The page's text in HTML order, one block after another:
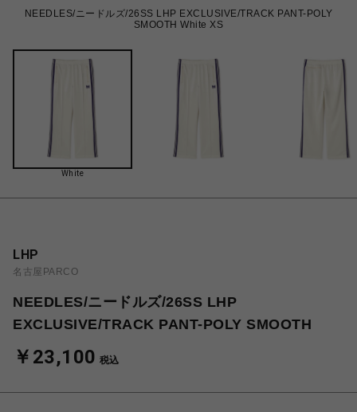
NEEDLES/ニードルズ/26SS LHP EXCLUSIVE/TRACK PANT-POLY
SMOOTH White XS
White
LHP
名古屋PARCO
NEEDLES/ニードルズ/26SS LHP
EXCLUSIVE/TRACK PANT-POLY SMOOTH
￥23,100 税込